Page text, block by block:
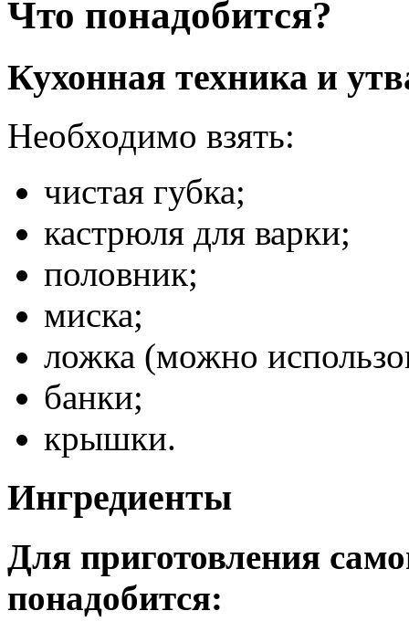
Что понадобится?
Кухонная техника и
Необходимо взять:
чистая губка;
кастрюля для варки;
половник;
миска;
ложка (можно
банки;
крышки.
Ингредиенты
Для приготовления
понадобится: